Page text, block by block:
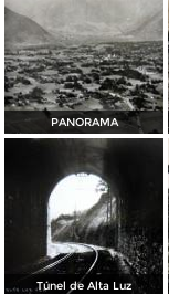
PANORAMA
Túnel de Alta Luz